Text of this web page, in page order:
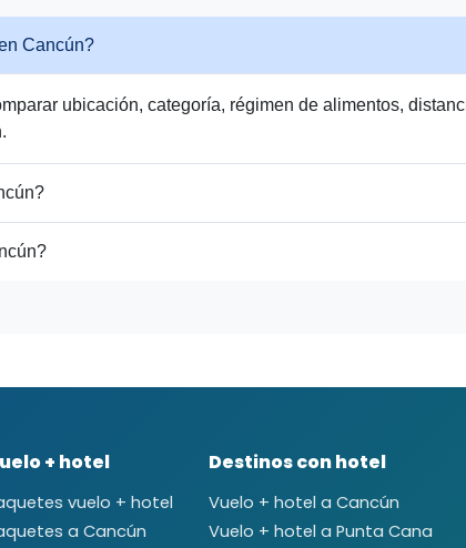
Cancún?
ubicación, categoría, régimen de alimentos,
+ hotel
vuelo + hotel
a Cancún
Destinos con hotel
Vuelo + hotel a Cancún
Vuelo + hotel a Punta Cana